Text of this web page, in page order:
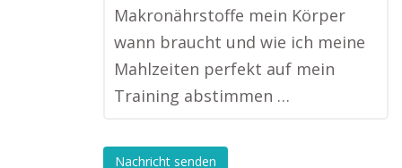
Makronährstoffe mein Körper
wann braucht und wie ich meine
Mahlzeiten perfekt auf mein
Training abstimmen …
Nachricht senden